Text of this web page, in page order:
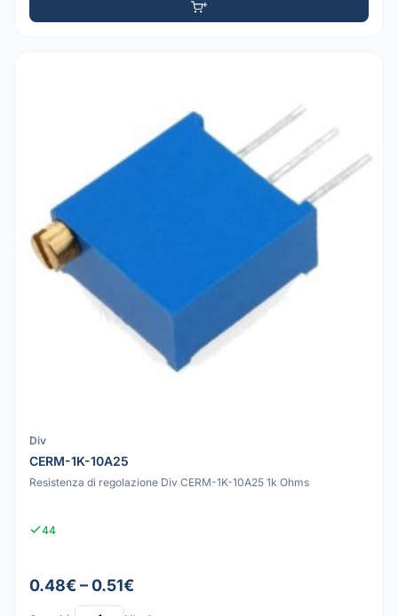
Div
CERM-1K-10A25
Resistenza di regolazione Div CERM-1K-10A25 1k Ohms
44
0.48€ – 0.51€